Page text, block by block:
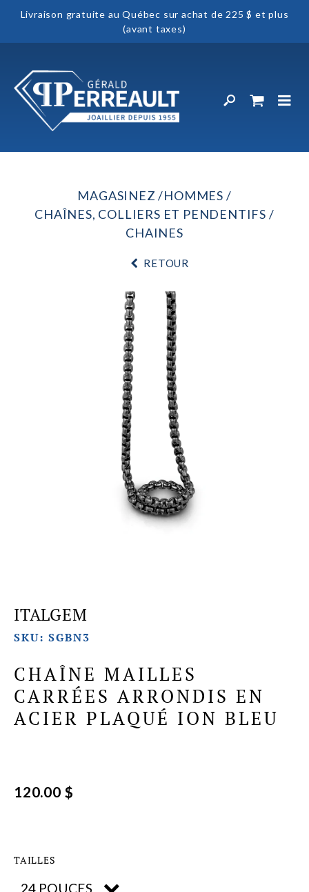
Livraison gratuite au Québec sur achat de 225 $ et plus
(avant taxes)
MAGASINEZ
HOMMES
CHAÎNES, COLLIERS ET PENDENTIFS
CHAINES
RETOUR
ITALGEM
SKU: SGBN3
CHAÎNE MAILLES
CARRÉES ARRONDIS EN
ACIER PLAQUÉ ION BLEU
120.00 $
TAILLES